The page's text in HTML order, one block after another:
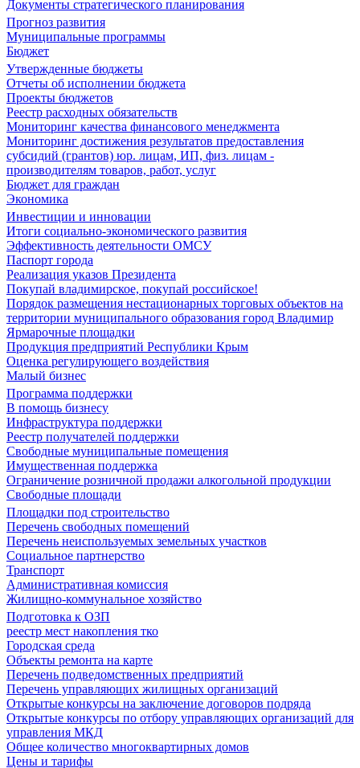
Документы стратегического планирования
Прогноз развития
Муниципальные программы
Бюджет
Утвержденные бюджеты
Отчеты об исполнении бюджета
Проекты бюджетов
Реестр расходных обязательств
Мониторинг качества финансового менеджмента
Мониторинг достижения результатов предоставления
субсидий (грантов) юр. лицам, ИП, физ. лицам -
производителям товаров, работ, услуг
Бюджет для граждан
Экономика
Инвестиции и инновации
Итоги социально-экономического развития
Эффективность деятельности ОМСУ
Паспорт города
Реализация указов Президента
Покупай владимирское, покупай российское!
Порядок размещения нестационарных торговых объектов на
территории муниципального образования город Владимир
Ярмарочные площадки
Продукция предприятий Республики Крым
Оценка регулирующего воздействия
Малый бизнес
Программа поддержки
В помощь бизнесу
Инфраструктура поддержки
Реестр получателей поддержки
Свободные муниципальные помещения
Имущественная поддержка
Ограничение розничной продажи алкогольной продукции
Свободные площади
Площадки под строительство
Перечень свободных помещений
Перечень неиспользуемых земельных участков
Социальное партнерство
Транспорт
Административная комиссия
Жилищно-коммунальное хозяйство
Подготовка к ОЗП
реестр мест накопления тко
Городская среда
Объекты ремонта на карте
Перечень подведомственных предприятий
Перечень управляющих жилищных организаций
Открытые конкурсы на заключение договоров подряда
Открытые конкурсы по отбору управляющих организаций для
управления МКД
Общее количество многоквартирных домов
Цены и тарифы